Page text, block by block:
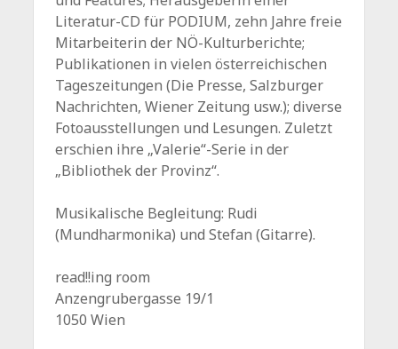
Literatur-CD für PODIUM, zehn Jahre freie
Mitarbeiterin der NÖ-Kulturberichte;
Publikationen in vielen österreichischen
Tageszeitungen (Die Presse, Salzburger
Nachrichten, Wiener Zeitung usw.); diverse
Fotoausstellungen und Lesungen. Zuletzt
erschien ihre „Valerie“-Serie in der
„Bibliothek der Provinz“.
Musikalische Begleitung: Rudi
(Mundharmonika) und Stefan (Gitarre).
read!!ing room
Anzengrubergasse 19/1
1050 Wien